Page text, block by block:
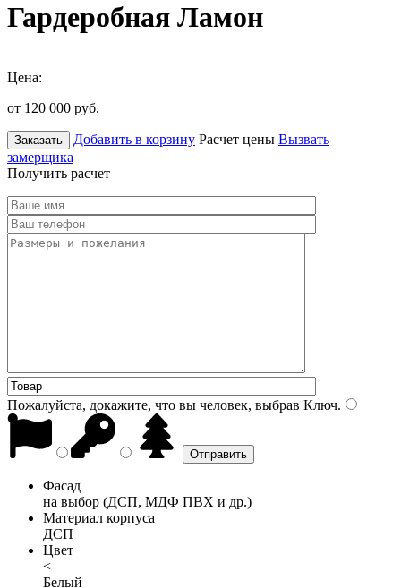
Гардеробная Ламон
Цена:
от 120 000 руб.
Заказать Добавить в корзину Расчет цены Вызвать
замерщика
Получить расчет
Пожалуйста, докажите, что вы человек, выбрав Ключ.
Фасад
на выбор (ДСП, МДФ ПВХ и др.)
Материал корпуса
ДСП
Цвет
<
Белый